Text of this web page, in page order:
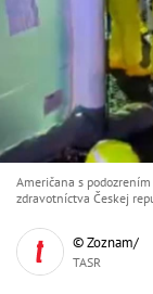
Američana s
zdravotníctva Českej
© Zoznam/
TASR